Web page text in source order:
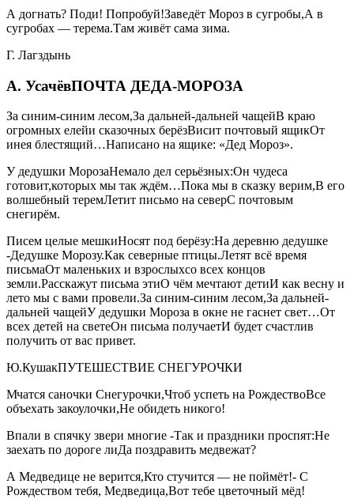
А догнать? Поди! Попробуй!Заведёт Мороз в сугробы,А в
сугробах — терема.Там живёт сама зима.
Г. Лагздынь
А. УсачёвПОЧТА ДЕДА-МОРОЗА
За синим-синим лесом,За дальней-дальней чащейВ краю
огромных елейи сказочных берёзВисит почтовый ящикОт
инея блестящий…Написано на ящике: «Дед Мороз».
У дедушки МорозаНемало дел серьёзных:Он чудеса
готовит,которых мы так ждём…Пока мы в сказку верим,В его
волшебный теремЛетит письмо на северС почтовым
снегирём.
Писем целые мешкиНосят под берёзу:На деревню дедушке
-Дедушке Морозу.Как северные птицы.Летят всё время
письмаОт маленьких и взрослыхсо всех концов
земли.Расскажут письма этиО чём мечтают детиИ как весну и
лето мы с вами провели.За синим-синим лесом,За дальней-
дальней чащейУ дедушки Мороза в окне не гаснет свет…От
всех детей на светеОн письма получаетИ будет счастлив
получить от вас привет.
Ю.КушакПУТЕШЕСТВИЕ СНЕГУРОЧКИ
Мчатся саночки Снегурочки,Чтоб успеть на РождествоВсе
объехать закоулочки,Не обидеть никого!
Впали в спячку звери многие -Так и праздники проспят:Не
заехать по дороге лиДа поздравить медвежат?
А Медведице не верится,Кто стучится — не поймёт!- С
Рождеством тебя, Медведица,Вот тебе цветочный мёд!